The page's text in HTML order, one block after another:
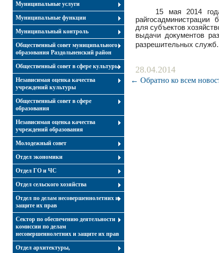
Муниципальные услуги
Муниципальные функции
Муниципальный контроль
Общественный совет муниципального
образования Раздольненский район
Общественный совет в сфере культуры
Независимая оценка качества
учреждений культуры
Общественный совет в сфере
образования
Независимая оценка качества
учреждений образования
Молодежный совет
Отдел экономики
Отдел ГО и ЧС
Отдел сельского хозяйства
Отдел по делам несовершеннолетних и
защите их прав
Сектор по обеспечению деятельности
комиссии по делам
несовершеннолетних и защите их прав
Отдел архитектуры,
15 мая 2014 года
для субъектов
выдачи документов
разрешительных
28.04.2014
← Обратно ко всем